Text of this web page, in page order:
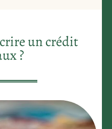
un crédit
?